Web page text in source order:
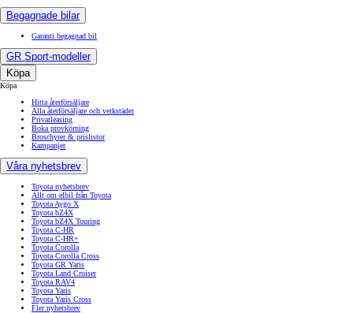
Begagnade bilar
Garanti begagnad bil
GR Sport-modeller
Köpa
Köpa
Hitta återförsäljare
Alla återförsäljare och verkstäder
Privatleasing
Boka provkörning
Broschyrer & prislistor
Kampanjer
Våra nyhetsbrev
Toyota nyhetsbrev
Allt om elbil från Toyota
Toyota Aygo X
Toyota bZ4X
Toyota bZ4X Touring
Toyota C-HR
Toyota C-HR+
Toyota Corolla
Toyota Corolla Cross
Toyota GR Yaris
Toyota Land Cruiser
Toyota RAV4
Toyota Yaris
Toyota Yaris Cross
Fler nyhetsbrev